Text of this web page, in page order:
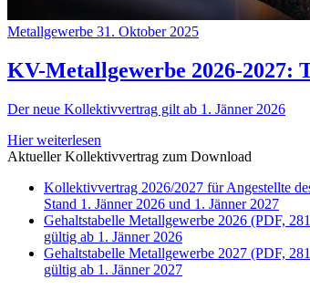
Metallgewerbe 31. Oktober 2025
KV-Metallgewerbe 2026-2027:
Der neue Kollektivvertrag gilt ab 1. Jänner 2026
Hier weiterlesen
Aktueller Kollektivvertrag zum Download
Kollektivvertrag 2026/2027 für Angestellte
Stand 1. Jänner 2026 und 1. Jänner 2027
Gehaltstabelle Metallgewerbe 2026 (PDF,
gültig ab 1. Jänner 2026
Gehaltstabelle Metallgewerbe 2027 (PDF,
gültig ab 1. Jänner 2027